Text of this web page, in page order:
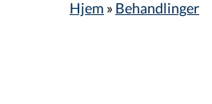
Hjem Behandlinger